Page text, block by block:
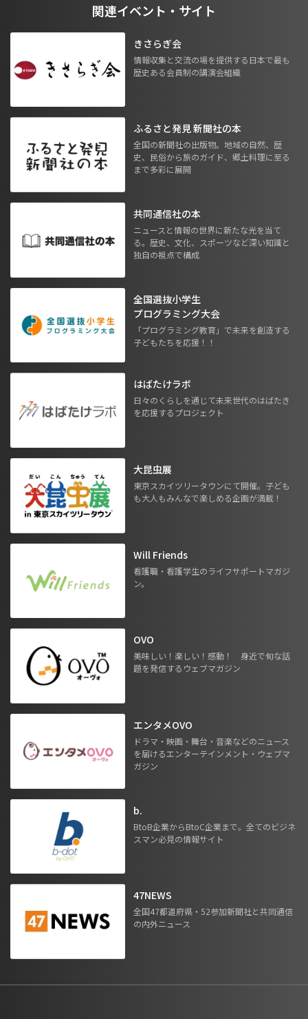
関連イベント・サイト
きさらぎ会
情報収集と交流の場を提供する日本で最も
歴史ある会員制の講演会組織
ふるさと発見 新聞社の本
全国の新聞社の出版物。地域の自然、歴
史、民俗から旅のガイド、郷土料理に至る
まで多彩に展開
共同通信社の本
ニュースと情報の世界に新たな光を当て
る。歴史、文化、スポーツなど深い知識と
独自の視点で構成
全国選抜小学生
プログラミング大会
「プログラミング教育」で未来を創造する
子どもたちを応援！！
はばたけラボ
日々のくらしを通じて未来世代のはばたき
を応援するプロジェクト
大昆虫展
東京スカイツリータウンにて開催。子ども
も大人もみんなで楽しめる企画が満載！
Will Friends
看護職・看護学生のライフサポートマガジ
ン。
OVO
美味しい！楽しい！感動！ 身近で旬な話
題を発信するウェブマガジン
エンタメOVO
ドラマ・映画・舞台・音楽などのニュース
を届けるエンターテインメント・ウェブマ
ガジン
b.
BtoB企業からBtoC企業まで。全てのビジネ
スマン必見の情報サイト
47NEWS
全国47都道府県・52参加新聞社と共同通信
の内外ニュース